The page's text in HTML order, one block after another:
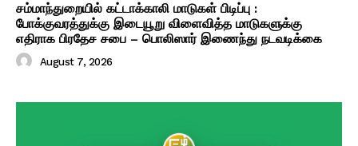
சம்மாந்துறையில் கட்டாக்காலி மாடுகள் பிடிப்பு :
போக்குவரத்துக்கு இடையூறு விளைவித்த மாடுகளுக்கு
எதிராக பிரதேச சபை – பொலிஸார் இணைந்து நடவடிக்கை
August 7, 2026